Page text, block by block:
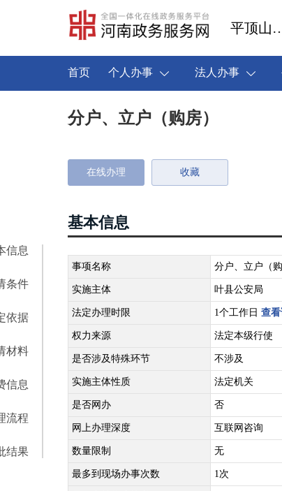
平顶山
首页 个人办事 法人办事
信息
条件
依据
材料
信息
流程
结果
分户、立户（购房）
在线办理 收藏
基本信息
事项名称 分户、立户（购
实施主体 叶县公安局
法定办理时限 1个工作日 查看
权力来源 法定本级行使
是否涉及特殊环节 不涉及
实施主体性质 法定机关
是否网办 否
网上办理深度 互联网咨询
数量限制 无
最多到现场办事次数 1次